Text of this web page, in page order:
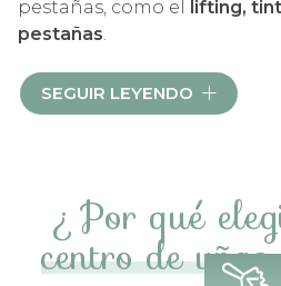
pestañas, como el lifting,
pestañas.
En Lina Michell Beauty CO,
potenciar tu belleza natural
impecables y un servicio
SEGUIR LEYENDO
¿Por qué
centro de